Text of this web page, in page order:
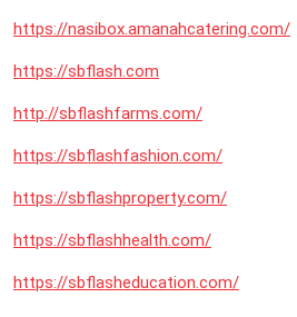
https://nasibox.amanahcatering.com/
https://sbflash.com
http://sbflashfarms.com/
https://sbflashfashion.com/
https://sbflashproperty.com/
https://sbflashhealth.com/
https://sbflasheducation.com/